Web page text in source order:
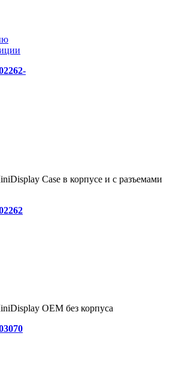
Case в корпусе и с разъемами
OEM без корпуса